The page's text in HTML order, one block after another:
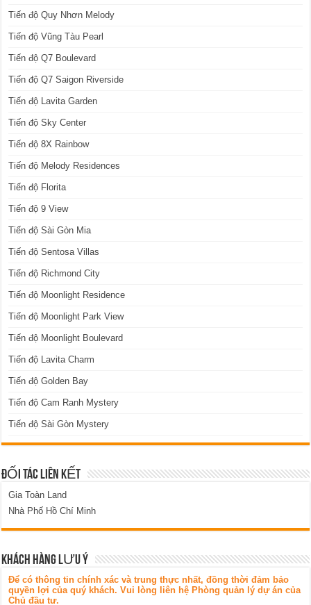
Tiến độ Quy Nhơn Melody
Tiến độ Vũng Tàu Pearl
Tiến độ Q7 Boulevard
Tiến độ Q7 Saigon Riverside
Tiến độ Lavita Garden
Tiến độ Sky Center
Tiến độ 8X Rainbow
Tiến độ Melody Residences
Tiến độ Florita
Tiến độ 9 View
Tiến độ Sài Gòn Mia
Tiến độ Sentosa Villas
Tiến độ Richmond City
Tiến độ Moonlight Residence
Tiến độ Moonlight Park View
Tiến độ Moonlight Boulevard
Tiến độ Lavita Charm
Tiến độ Golden Bay
Tiến độ Cam Ranh Mystery
Tiến độ Sài Gòn Mystery
ĐỐI TÁC LIÊN KẾT
Gia Toàn Land
Nhà Phố Hồ Chí Minh
KHÁCH HÀNG LƯU Ý
Để có thông tin chính xác và trung thực nhất, đồng thời đảm bảo
quyền lợi của quý khách. Vui lòng liên hệ Phòng quản lý dự án của
Chủ đầu tư.